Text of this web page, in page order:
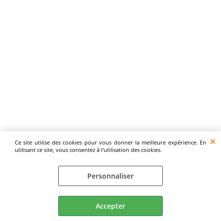
Ce site utilise des cookies pour vous donner la meilleure expérience. En
utilisant ce site, vous consentez à l'utilisation des cookies.
Personnaliser
Accepter